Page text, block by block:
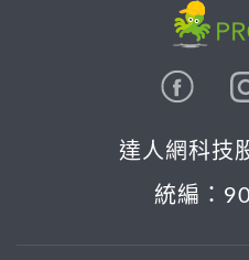
達人網科技
統編：